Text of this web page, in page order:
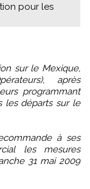
pour les
après
programmant
les départs sur le
à ses
les mesures
31 mai 2009